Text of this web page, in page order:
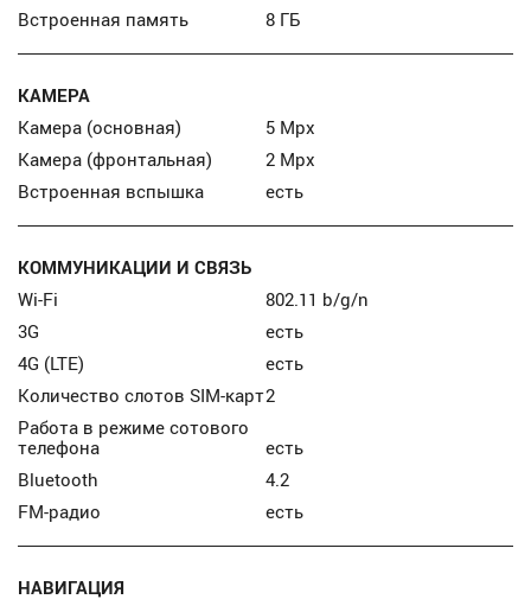
Встроенная память
8 ГБ
КАМЕРА
Камера (основная)
5 Mpx
Камера (фронтальная)
2 Mpx
Встроенная вспышка
есть
КОММУНИКАЦИИ И СВЯЗЬ
Wi-Fi
802.11 b/g/n
3G
есть
4G (LTE)
есть
Количество слотов SIM-карт2
Работа в режиме сотового
телефона
есть
Bluetooth
4.2
FM-радио
есть
НАВИГАЦИЯ